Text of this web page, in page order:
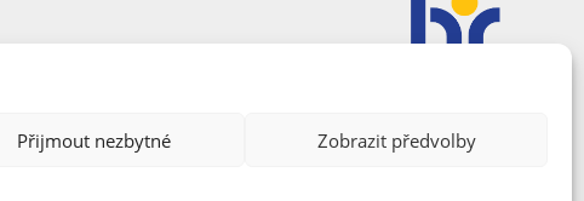
Přijmout nezbytné Zobrazit předvolby